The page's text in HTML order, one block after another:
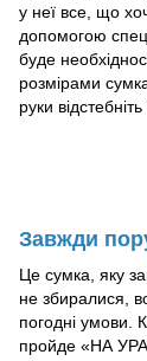
у неї все, що
допомогою
буде
розмірами
руки
Завжди
Це сумка, яку
не збиралися,
погодні умови.
пройде «НА